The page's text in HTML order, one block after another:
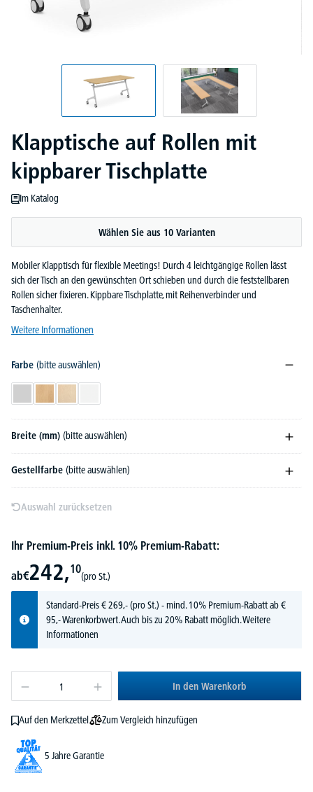
Klapptische auf Rollen mit
kippbarer Tischplatte
Im Katalog
Wählen Sie aus 10 Varianten
Mobiler Klapptisch für flexible Meetings! Durch 4 leichtgängige Rollen lässt
sich der Tisch an den gewünschten Ort schieben und durch die feststellbaren
Rollen sicher fixieren. Kippbare Tischplatte, mit Reihenverbinder und
Taschenhalter.
Weitere Informationen
Farbe (bitte auswählen)
Breite (mm) (bitte auswählen)
Gestellfarbe (bitte auswählen)
Auswahl zurücksetzen
Ihr Premium-Preis inkl. 10% Premium-Rabatt:
ab€242,10
(pro St.)
Standard-Preis€269,-(pro St.) - mind. 10% Premium-Rabatt ab €
95,- Warenkorbwert. Auch bis zu 20% Rabatt möglich.Weitere
Informationen
In den Warenkorb
Auf den Merkzettel Zum Vergleich hinzufügen
5 Jahre Garantie